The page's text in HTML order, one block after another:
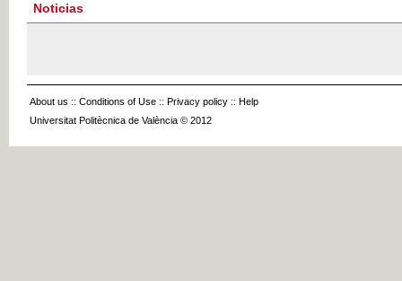
Noticias
About us :: Conditions of Use :: Privacy policy :: Help
Universitat Politècnica de València © 2012